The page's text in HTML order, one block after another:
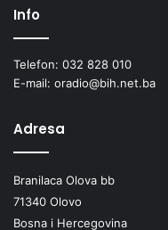
Info
Telefon: 032 828 010
E-mail: oradio@bih.net.ba
Adresa
Branilaca Olova bb
71340 Olovo
Bosna i Hercegovina